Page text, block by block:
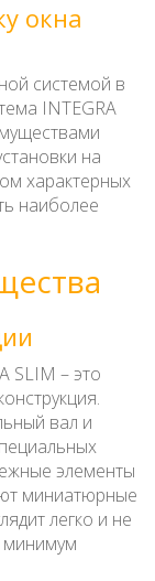
окна
системой в
INTEGRA
на
характерных
наиболее
SLIM – это
вал и
элементы
миниатюрные
легко и не
минимум